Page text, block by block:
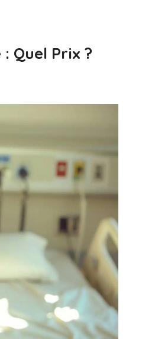
Quel Prix ?